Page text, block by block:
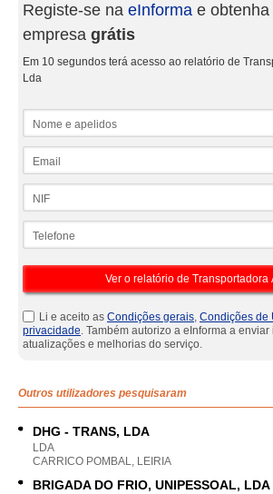
Registe-se na eInforma e obtenha
empresa grátis
Em 10 segundos terá acesso ao relatório de
Lda
Li e aceito as Condições gerais, Condições de
privacidade. Também autorizo a eInforma a
atualizações e melhorias do serviço.
Outros utilizadores pesquisaram
DHG - TRANS, LDA
LDA
CARRICO POMBAL, LEIRIA
BRIGADA DO FRIO, UNIPESSOAL, LDA